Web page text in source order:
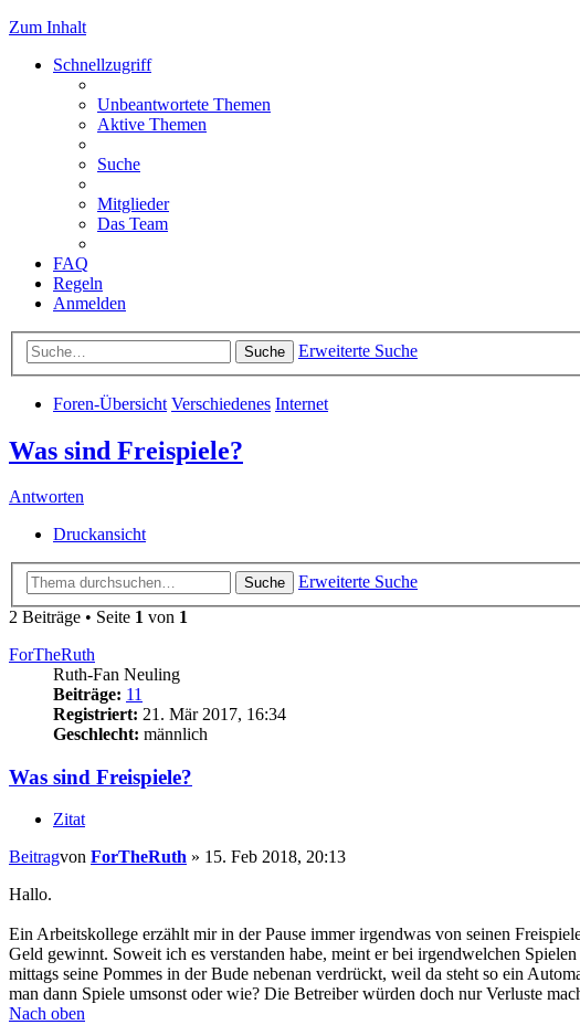
Zum Inhalt
Schnellzugriff
Unbeantwortete Themen
Aktive Themen
Suche
Mitglieder
Das Team
FAQ
Regeln
Anmelden
Suche Erweiterte Suche
Foren-Übersicht Verschiedenes Internet
Was sind Freispiele?
Antworten
Druckansicht
Suche
Erweiterte Suche
2 Beiträge • Seite 1 von 1
ForTheRuth
Ruth-Fan Neuling
Beiträge: 11
Registriert: 21. Mär 2017, 16:34
Geschlecht: männlich
Was sind Freispiele?
Zitat
Beitragvon ForTheRuth » 15. Feb 2018, 20:13
Hallo.
Ein Arbeitskollege erzählt mir in der Pause immer irgendwas von seinen
Geld gewinnt. Soweit ich es verstanden habe, meint er bei irgendwelchen
mittags seine Pommes in der Bude nebenan verdrückt, weil da steht so ein
man dann Spiele umsonst oder wie? Die Betreiber würden doch nur Verluste
Nach oben